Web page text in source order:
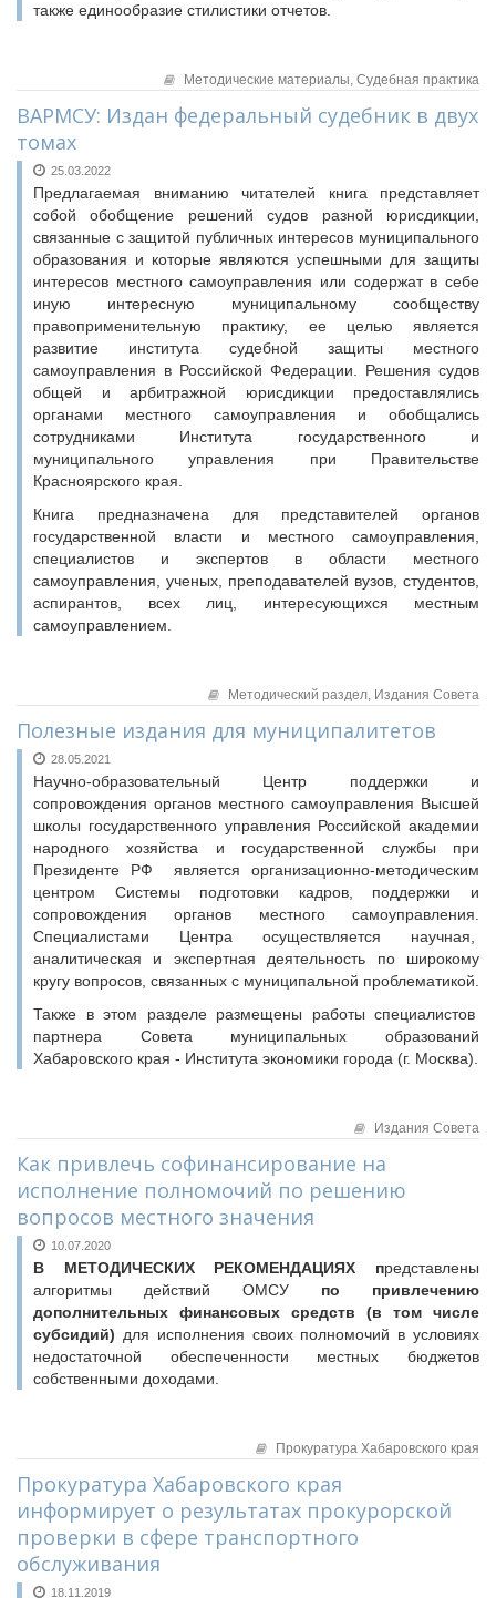
также единообразие стилистики отчетов.
Методические материалы, Судебная практика
ВАРМСУ: Издан федеральный судебник в двух
томах
25.03.2022
Предлагаемая вниманию читателей книга представляет
собой обобщение решений судов разной юрисдикции,
связанные с защитой публичных интересов муниципального
образования и которые являются успешными для защиты
интересов местного самоуправления или содержат в себе
иную интересную муниципальному сообществу
правоприменительную практику, ее целью является
развитие института судебной защиты местного
самоуправления в Российской Федерации. Решения судов
общей и арбитражной юрисдикции предоставлялись
органами местного самоуправления и обобщались
сотрудниками Института государственного и
муниципального управления при Правительстве
Красноярского края.
Книга предназначена для представителей органов
государственной власти и местного самоуправления,
специалистов и экспертов в области местного
самоуправления, ученых, преподавателей вузов, студентов,
аспирантов, всех лиц, интересующихся местным
самоуправлением.
Методический раздел, Издания Совета
Полезные издания для муниципалитетов
28.05.2021
Научно-образовательный Центр поддержки и
сопровождения органов местного самоуправления Высшей
школы государственного управления Российской академии
народного хозяйства и государственной службы при
Президенте РФ является организационно-методическим
центром Системы подготовки кадров, поддержки и
сопровождения органов местного самоуправления.
Специалистами Центра осуществляется научная,
аналитическая и экспертная деятельность по широкому
кругу вопросов, связанных с муниципальной проблематикой.
Также в этом разделе размещены работы специалистов
партнера Совета муниципальных образований
Хабаровского края - Института экономики города (г. Москва).
Издания Совета
Как привлечь софинансирование на
исполнение полномочий по решению
вопросов местного значения
10.07.2020
В МЕТОДИЧЕСКИХ РЕКОМЕНДАЦИЯХ представлены
алгоритмы действий ОМСУ по привлечению
дополнительных финансовых средств (в том числе
субсидий) для исполнения своих полномочий в условиях
недостаточной обеспеченности местных бюджетов
собственными доходами.
Прокуратура Хабаровского края
Прокуратура Хабаровского края
информирует о результатах прокурорской
проверки в сфере транспортного
обслуживания
18.11.2019